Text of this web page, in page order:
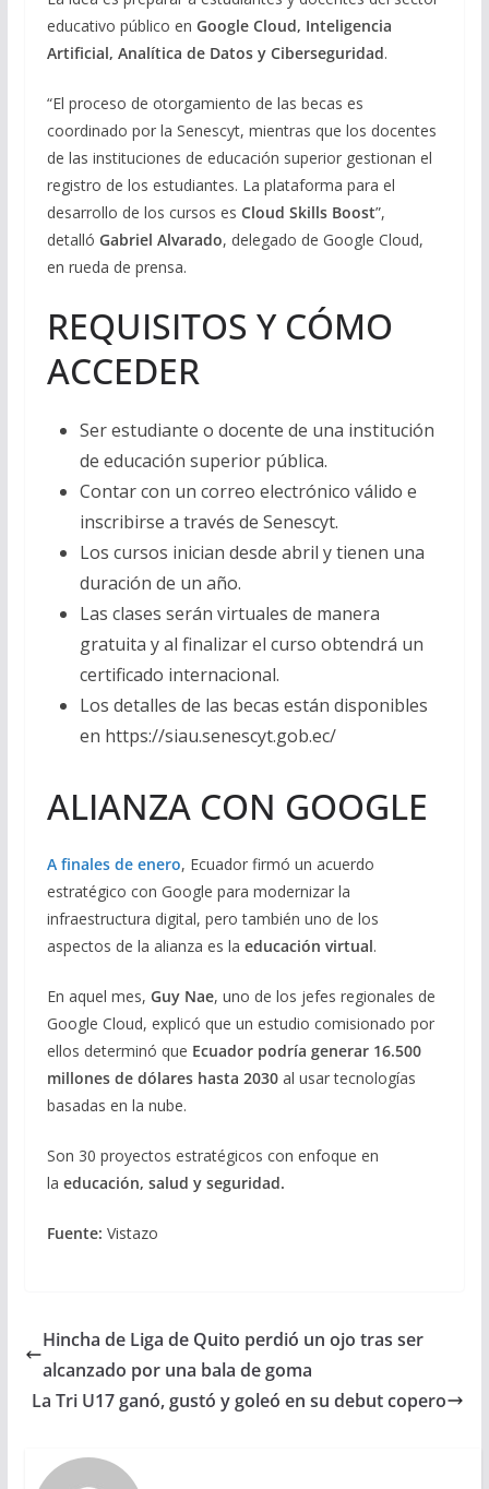
educativo público en Google Cloud, Inteligencia
Artificial, Analítica de Datos y Ciberseguridad.
“El proceso de otorgamiento de las becas es
coordinado por la Senescyt, mientras que los docentes
de las instituciones de educación superior gestionan el
registro de los estudiantes. La plataforma para el
desarrollo de los cursos es Cloud Skills Boost”,
detalló Gabriel Alvarado, delegado de Google Cloud,
en rueda de prensa.
REQUISITOS Y CÓMO
ACCEDER
Ser estudiante o docente de una institución
de educación superior pública.
Contar con un correo electrónico válido e
inscribirse a través de Senescyt.
Los cursos inician desde abril y tienen una
duración de un año.
Las clases serán virtuales de manera
gratuita y al finalizar el curso obtendrá un
certificado internacional.
Los detalles de las becas están disponibles
en https://siau.senescyt.gob.ec/
ALIANZA CON GOOGLE
A finales de enero, Ecuador firmó un acuerdo
estratégico con Google para modernizar la
infraestructura digital, pero también uno de los
aspectos de la alianza es la educación virtual.
En aquel mes, Guy Nae, uno de los jefes regionales de
Google Cloud, explicó que un estudio comisionado por
ellos determinó que Ecuador podría generar 16.500
millones de dólares hasta 2030 al usar tecnologías
basadas en la nube.
Son 30 proyectos estratégicos con enfoque en
la educación, salud y seguridad.
Fuente: Vistazo
Hincha de Liga de Quito perdió un ojo tras ser
alcanzado por una bala de goma
La Tri U17 ganó, gustó y goleó en su debut copero